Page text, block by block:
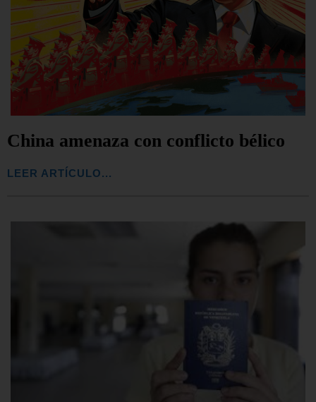
China amenaza con conflicto bélico
LEER ARTÍCULO...